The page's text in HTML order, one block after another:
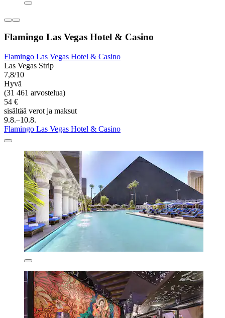
Flamingo Las Vegas Hotel & Casino
Flamingo Las Vegas Hotel & Casino
Las Vegas Strip
7,8/10
Hyvä
(31 461 arvostelua)
54 €
sisältää verot ja maksut
9.8.–10.8.
Flamingo Las Vegas Hotel & Casino